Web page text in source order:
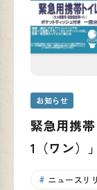
お知らせ
緊急用携
1（ワン）
ニュースリ